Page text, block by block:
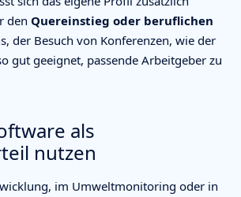
den Quereinstieg oder beruflichen
der Besuch von Konferenzen, wie der
gut geeignet, passende Arbeitgeber zu
als
nutzen
im Umweltmonitoring oder in